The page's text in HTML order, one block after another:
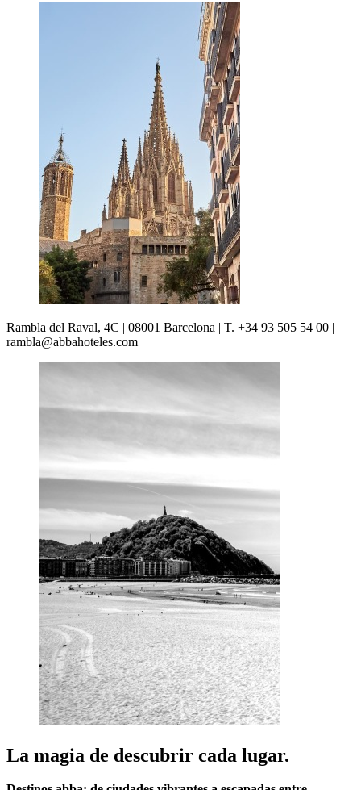
Rambla del Raval, 4C | 08001 Barcelona | T. +34 93 505 54 00 |
rambla@abbahoteles.com
La magia de descubrir cada lugar.